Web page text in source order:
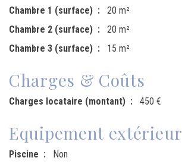
Chambre 1 (surface)
20 m²
Chambre 2 (surface)
20 m²
Chambre 3 (surface)
15 m²
Charges & Coûts
Charges locataire (montant) 450 €
Equipement extérieur
Piscine Non